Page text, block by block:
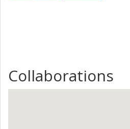
Collaborations